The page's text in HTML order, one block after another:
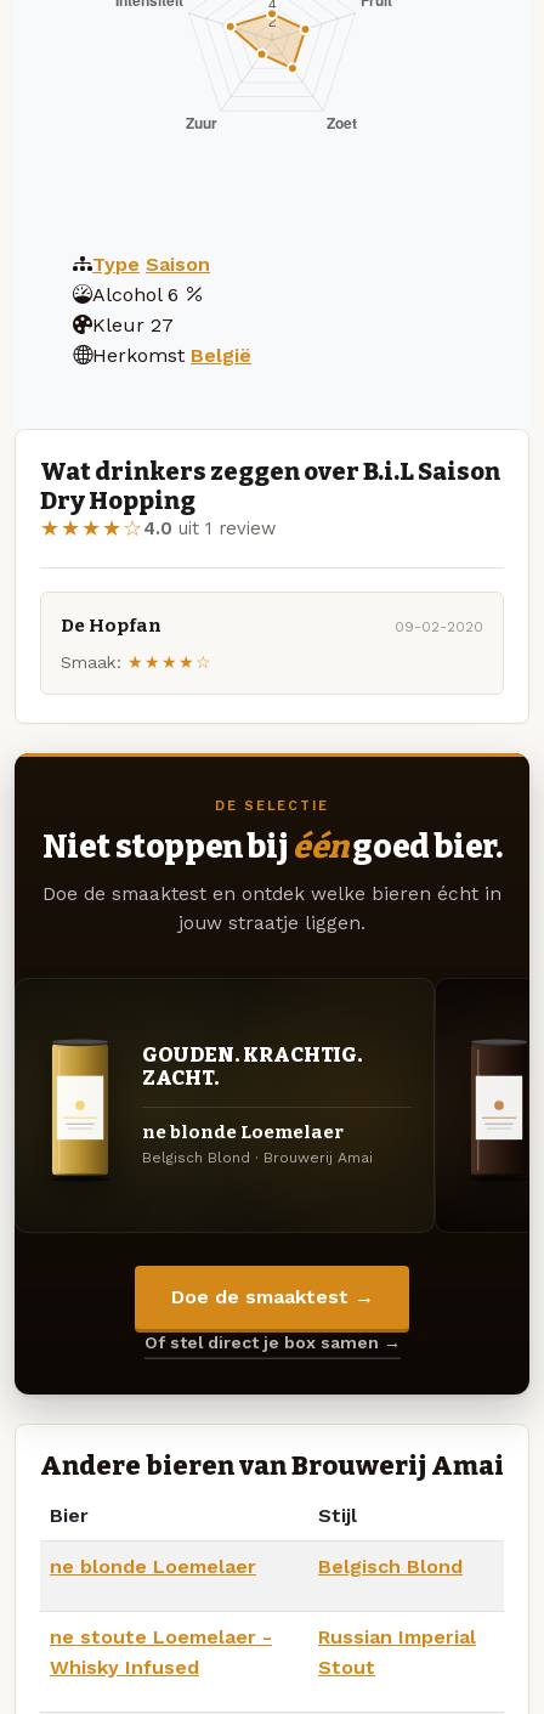
Type Saison
Alcohol 6
Kleur 27
Herkomst België
Wat drinkers zeggen over B.i.L Saison
Dry Hopping
★★★★☆4.0 uit 1 review
De Hopfan 09-02-2020
Smaak: ★★★★☆
DE SELECTIE
Niet stoppen bij ééngoed bier.
Doe de smaaktest en ontdek welke bieren écht in
jouw straatje liggen.
GOUDEN. KRACHTIG.
ZACHT.
ne blonde Loemelaer
Belgisch Blond · Brouwerij Amai
Doe de smaaktest →
Of stel direct je box samen →
Andere bieren van Brouwerij Amai
Bier Stijl
ne blonde Loemelaer Belgisch Blond
ne stoute Loemelaer -
Whisky Infused
Russian Imperial
Stout